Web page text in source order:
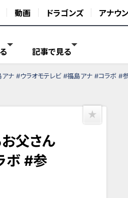
動画 ドラゴンズ アナウ
記事で見る
アナ #ウラオモテレビ #福島アナ #コラボ #
父さん
ボ #参